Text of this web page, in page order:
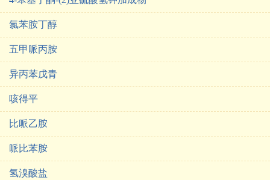
氯苯胺丁醇
五甲哌丙胺
异丙苯戊青
咳得平
比哌乙胺
哌比苯胺
氢溴酸盐